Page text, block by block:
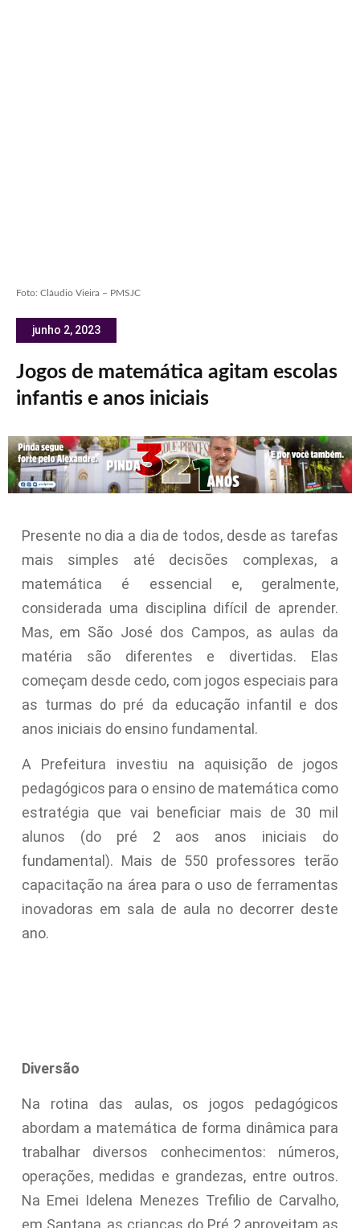
Foto: Cláudio Vieira – PMSJC
junho 2, 2023
Jogos de matemática agitam escolas
infantis e anos iniciais
Presente no dia a dia de todos, desde as tarefas
mais simples até decisões complexas, a
matemática é essencial e, geralmente,
considerada uma disciplina difícil de aprender.
Mas, em São José dos Campos, as aulas da
matéria são diferentes e divertidas. Elas
começam desde cedo, com jogos especiais para
as turmas do pré da educação infantil e dos
anos iniciais do ensino fundamental.
A Prefeitura investiu na aquisição de jogos
pedagógicos para o ensino de matemática como
estratégia que vai beneficiar mais de 30 mil
alunos (do pré 2 aos anos iniciais do
fundamental). Mais de 550 professores terão
capacitação na área para o uso de ferramentas
inovadoras em sala de aula no decorrer deste
ano.
Diversão
Na rotina das aulas, os jogos pedagógicos
abordam a matemática de forma dinâmica para
trabalhar diversos conhecimentos: números,
operações, medidas e grandezas, entre outros.
Na Emei Idelena Menezes Trefilio de Carvalho,